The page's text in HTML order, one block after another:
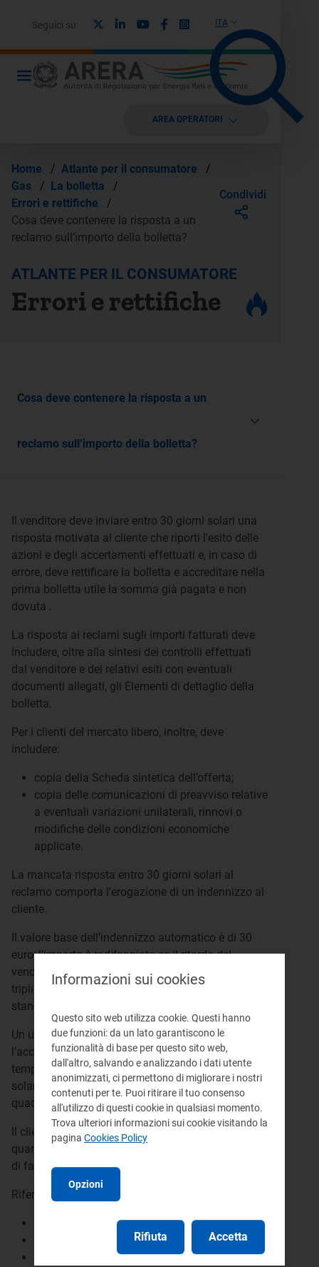
ITA
Seguici su: LinkedinYoutubeFacebook
Instagram
AREA OPERATORI
Home / Atlante per il consumatore
/
Gas
/ La bolletta
/
Errori e rettifiche
/
Cosa deve contenere la risposta a un
reclamo sull’importo della bolletta?
Condividi
ATLANTE PER IL CONSUMATORE
Errori e rettifiche
Cosa deve contenere la risposta a un
reclamo sull’importo della bolletta?
Il venditore deve inviare entro 30 giorni solari una
risposta motivata al cliente che riporti l'esito delle
azioni e degli accertamenti effettuati e, in caso di
errore, deve rettificare la bolletta e accreditare nella
prima bolletta utile la somma già pagata e non
dovuta .
La risposta ai reclami sugli importi fatturati deve
includere, oltre alla sintesi dei controlli effettuati
dal venditore e dei relativi esiti con eventuali
documenti allegati, gli Elementi di dettaglio della
bolletta.
Per i clienti del mercato libero, inoltre, deve
includere:
copia della Scheda sintetica dell’offerta;
copia delle comunicazioni di preavviso relative
a eventuali variazioni unilaterali, rinnovi o
modifiche delle condizioni economiche
applicate.
La mancata risposta entro 30 giorni solari al
reclamo comporta l’erogazione di un indennizzo al
cliente.
Il valore base dell’indennizzo automatico è di 30
euro; l’importo è raddoppiato se il ritardo del
venditore supera il doppio del tempo standard, ed è
triplicato se il ritardo supera il triplo del tempo
standard.
Un ulteriore indennizzo è dovuto al cliente se
l’accredito della somma non dovuta avviene oltre il
tempo massimo stabilito dall’Autorità (60 giorni
solari, aumentati a 90 se la fatturazione è
quadrimestrale).
Il cliente deve ricevere l'indennizzo entro 6 mesi da
quando il venditore ha ricevuto il reclamo e, in caso
di fatturazione quadrimestrale, entro 8 mesi.
Riferimenti:
, articoli 4, 5, 8, 11, 15, 19 e 21
, articolo 12
Bolletta dei clienti finali di energia, articolo 12
Informazioni sui cookies
Questo sito web utilizza cookie. Questi hanno
due funzioni: da un lato garantiscono le
funzionalità di base per questo sito web,
dall'altro, salvando e analizzando i dati utente
anonimizzati, ci permettono di migliorare i nostri
contenuti per te. Puoi ritirare il tuo consenso
all'utilizzo di questi cookie in qualsiasi momento.
Trova ulteriori informazioni sui cookie visitando la
pagina Cookies Policy
Opzioni
Rifiuta Accetta